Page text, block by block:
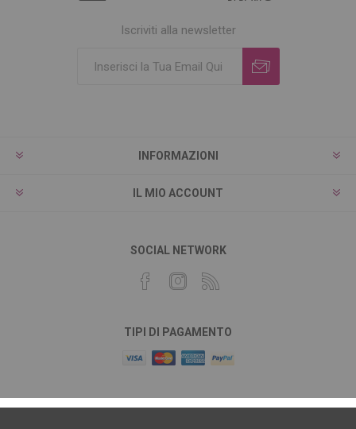
Iscriviti alla newsletter
INFORMAZIONI
IL MIO ACCOUNT
SOCIAL NETWORK
TIPI DI PAGAMENTO